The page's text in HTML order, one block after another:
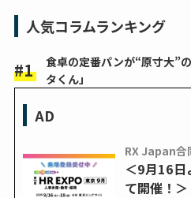
人気コラムランキング
食卓の定番パンが“原寸大”
タくん」
AD
RX Japan合
＜9月16日
て開催！